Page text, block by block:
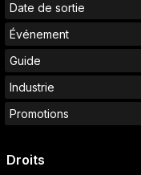
Date de sortie
Événement
Guide
Industrie
Promotions
Droits